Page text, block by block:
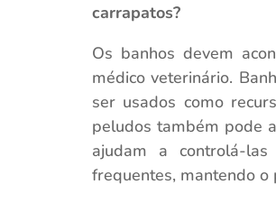
carrapatos?
Os banhos devem
médico veterinário.
ser usados como
peludos também pode
ajudam a controlá-
frequentes, mantendo